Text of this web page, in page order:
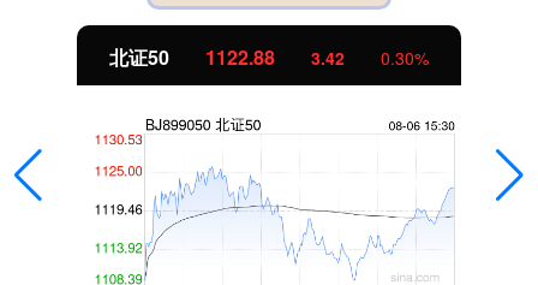
北证50 1122.88 3.42 0.30%